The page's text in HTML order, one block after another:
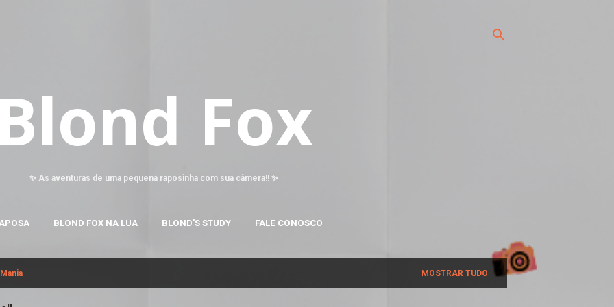
Blond Fox
✨ As aventuras de uma pequena raposinha com sua câmera!! ✨
BLOND FOX NA LUA BLOND'S STUDY FALE CONOSCO
MOSTRAR TUDO